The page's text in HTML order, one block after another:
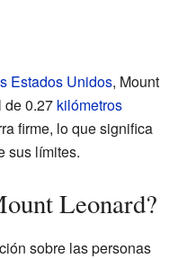
Estados Unidos, Mount
de 0.27 kilómetros
firme, lo que significa
sus límites.
Leonard?
sobre las personas